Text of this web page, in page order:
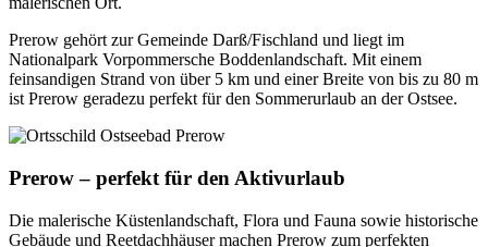
Prerow gehört zur Gemeinde Darß/Fischland und liegt im
Nationalpark Vorpommersche Boddenlandschaft. Mit einem
feinsandigen Strand von über 5 km und einer Breite von bis zu 80 m
ist Prerow geradezu perfekt für den Sommerurlaub an der Ostsee.
Prerow – perfekt für den Aktivurlaub
Die malerische Küstenlandschaft, Flora und Fauna sowie historische
Gebäude und Reetdachhäuser machen Prerow zum perfekten